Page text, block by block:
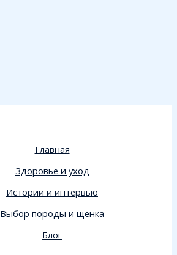
Главная
Здоровье и уход
Истории и интервью
Выбор породы и щенка
Блог